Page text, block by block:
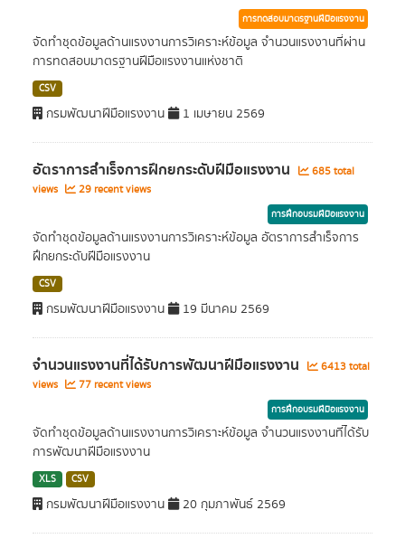
การทดสอบมาตรฐานฝีมือแรงงาน
จัดทำชุดข้อมูลด้านแรงงานการวิเคราะห์ข้อมูล จำนวนแรงงานที่ผ่าน
การทดสอบมาตรฐานฝีมือแรงงานแห่งชาติ
CSV
กรมพัฒนาฝีมือแรงงาน 1 เมษายน 2569
อัตราการสำเร็จการฝึกยกระดับฝีมือแรงงาน
685 total
views
29 recent views
การฝึกอบรมฝีมือแรงงาน
จัดทำชุดข้อมูลด้านแรงงานการวิเคราะห์ข้อมูล อัตราการสำเร็จการ
ฝึกยกระดับฝีมือแรงงาน
CSV
กรมพัฒนาฝีมือแรงงาน 19 มีนาคม 2569
จำนวนแรงงานที่ได้รับการพัฒนาฝีมือแรงงาน
6413 total
views
77 recent views
การฝึกอบรมฝีมือแรงงาน
จัดทำชุดข้อมูลด้านแรงงานการวิเคราะห์ข้อมูล จำนวนแรงงานที่ได้รับ
การพัฒนาฝีมือแรงงาน
XLS CSV
กรมพัฒนาฝีมือแรงงาน 20 กุมภาพันธ์ 2569